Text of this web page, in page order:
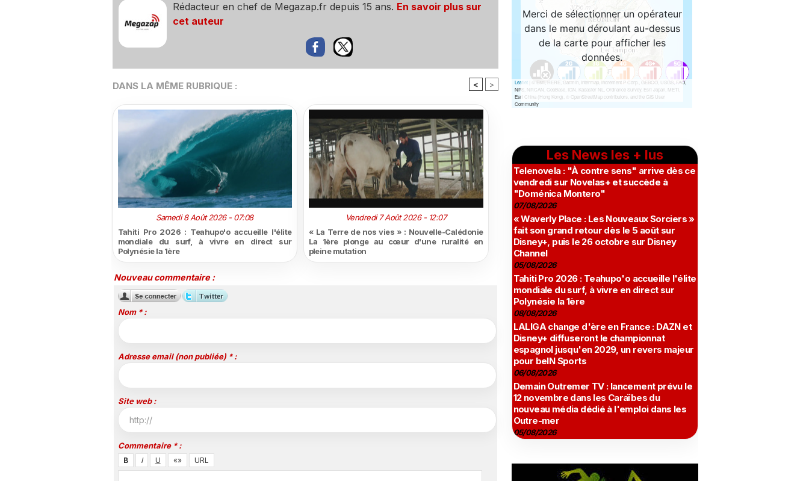
Rédacteur en chef de Megazap.fr depuis 15 ans. En savoir plus sur
cet auteur
DANS LA MÊME RUBRIQUE : < >
Samedi 8 Août 2026 - 07:08
Tahiti Pro 2026 : Teahupo'o accueille l'élite
mondiale du surf, à vivre en direct sur
Polynésie la 1ère
Vendredi 7 Août 2026 - 12:07
« La Terre de nos vies » : Nouvelle-Calédonie
La 1ère plonge au cœur d'une ruralité en
pleine mutation
Nouveau commentaire :
Nom * :
Adresse email (non publiée) * :
Site web :
Commentaire * :
Les News les + lus
Telenovela : "À contre sens" arrive dès ce
vendredi sur Novelas+ et succède à
"Doménica Montero"
07/08/2026
« Waverly Place : Les Nouveaux Sorciers »
fait son grand retour dès le 5 août sur
Disney+, puis le 26 octobre sur Disney
Channel
05/08/2026
Tahiti Pro 2026 : Teahupo'o accueille l'élite
mondiale du surf, à vivre en direct sur
Polynésie la 1ère
08/08/2026
LALIGA change d'ère en France : DAZN et
Disney+ diffuseront le championnat
espagnol jusqu'en 2029, un revers majeur
pour beIN Sports
06/08/2026
Demain Outremer TV : lancement prévu le
12 novembre dans les Caraïbes du
nouveau média dédié à l'emploi dans les
Outre-mer
05/08/2026